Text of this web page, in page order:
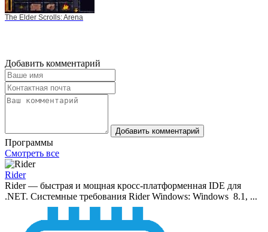
The Elder Scrolls: Arena
Добавить комментарий
Добавить комментарий
Программы
Смотреть все
Rider
Rider — быстрая и мощная кросс-платформенная IDE для
.NET. Системные требования Rider Windows: Windows 8.1, ...